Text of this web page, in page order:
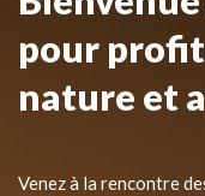
pour
nature et
Venez à la rencontre